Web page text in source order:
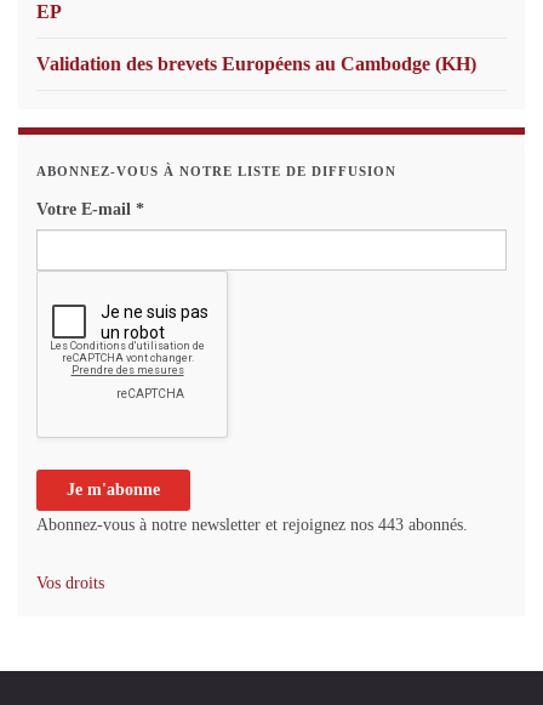
EP
Validation des brevets Européens au Cambodge (KH)
ABONNEZ-VOUS À NOTRE LISTE DE DIFFUSION
Votre E-mail *
Abonnez-vous à notre newsletter et rejoignez nos 443 abonnés.
Vos droits